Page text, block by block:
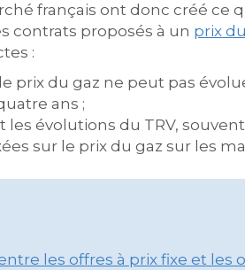
français ont donc créé ce
contrats proposés à un prix
:
prix du gaz ne peut pas
ans ;
les évolutions du TRV,
sur le prix du gaz sur les
les offres à prix fixe et les